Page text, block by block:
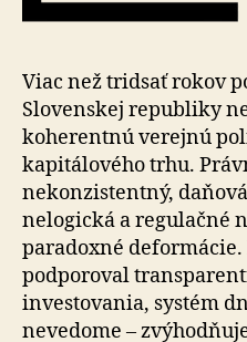
Viac než tridsať rokov
Slovenskej republiky
koherentnú verejnú
kapitálového trhu.
nekonzistentný,
nelogická a regulačné
paradoxné deformácie.
podporoval
investovania, systém
nevedome –